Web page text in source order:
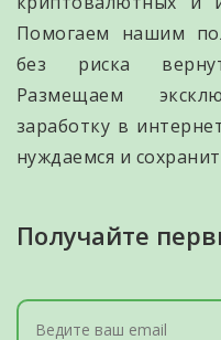
Помогаем нашим
без риска
Размещаем
заработку в
нуждаемся и
Получайте